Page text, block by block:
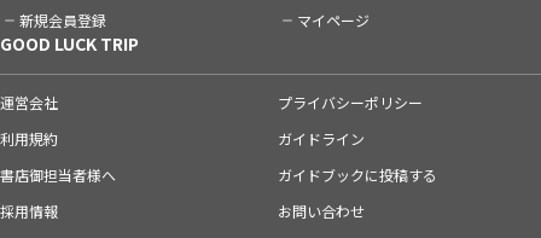
新規会員登録 マイページ
GOOD LUCK TRIP
運営会社
プライバシーポリシー
利用規約
ガイドライン
書店御担当者様へ
ガイドブックに投稿する
採用情報
お問い合わせ